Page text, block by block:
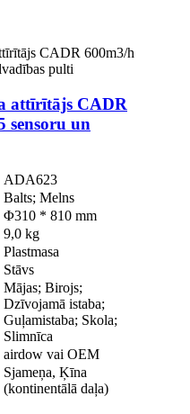
attīrītājs CADR
sensoru un
ADA623
Balts; Melns
Φ310 * 810 mm
9,0 kg
Plastmasa
Stāvs
Mājas; Birojs;
Dzīvojamā istaba;
Guļamistaba; Skola;
Slimnīca
airdow vai OEM
Sjameņa, Ķīna
(kontinentālā daļa)